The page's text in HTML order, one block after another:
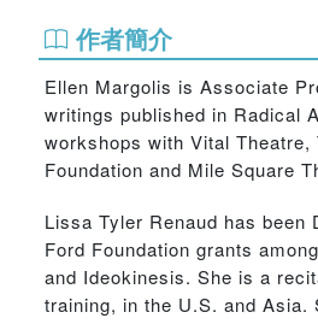
作者簡介
Ellen Margolis is Associate
writings published in Radical
workshops with Vital
Foundation and Mile Square
Lissa Tyler Renaud has been
Ford Foundation grants
and Ideokinesis. She is a
training, in the U.S. and